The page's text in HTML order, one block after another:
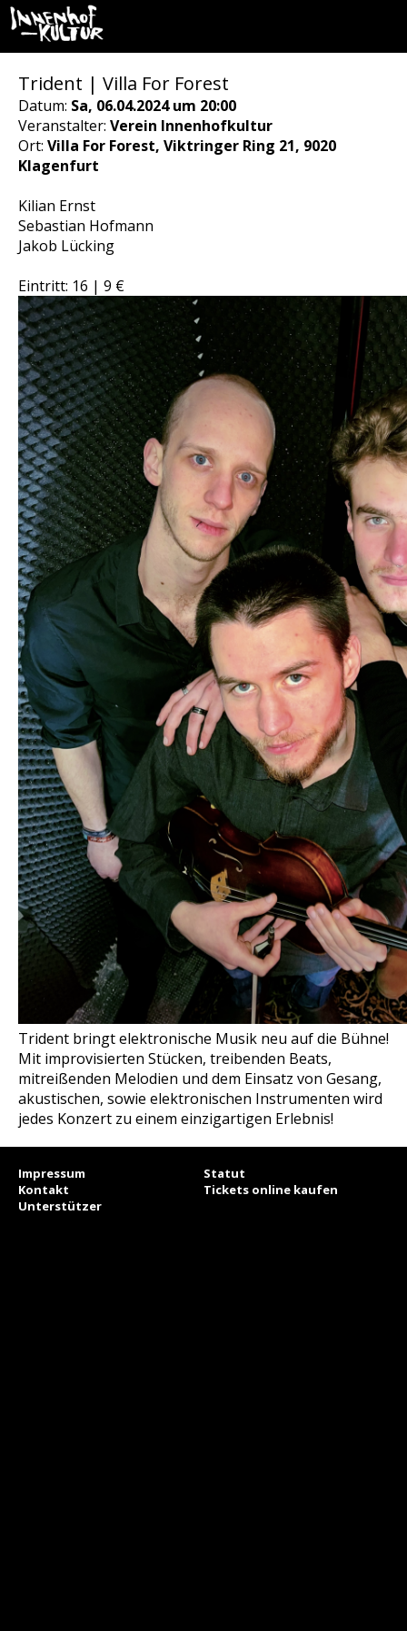
Trident | Villa For Forest
Datum: Sa, 06.04.2024 um 20:00
Veranstalter: Verein Innenhofkultur
Ort: Villa For Forest, Viktringer Ring 21, 9020
Klagenfurt
Kilian Ernst
Sebastian Hofmann
Jakob Lücking
Eintritt: 16 | 9 €
Trident bringt elektronische Musik neu auf die Bühne!
Mit improvisierten Stücken, treibenden Beats,
mitreißenden Melodien und dem Einsatz von Gesang,
akustischen, sowie elektronischen Instrumenten wird
jedes Konzert zu einem einzigartigen Erlebnis!
Impressum
Statut
Kontakt
Tickets online kaufen
Unterstützer